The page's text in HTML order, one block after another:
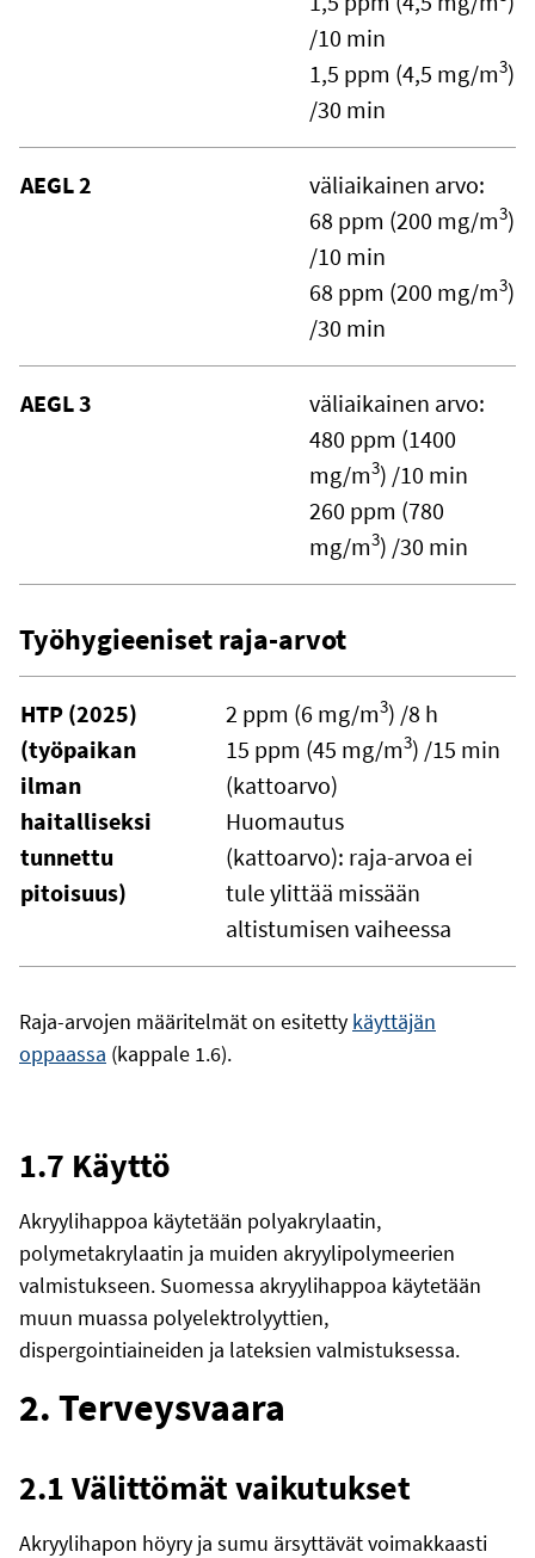
/10 min
1,5 ppm (4,5 mg/m3)
/30 min
AEGL 2
väliaikainen arvo:
68 ppm (200 mg/m3)
/10 min
68 ppm (200 mg/m3)
/30 min
AEGL 3
väliaikainen arvo:
480 ppm (1400
mg/m3) /10 min
260 ppm (780
mg/m3) /30 min
Työhygieeniset raja-arvot
HTP (2025)
(työpaikan
ilman
haitalliseksi
tunnettu
pitoisuus)
2 ppm (6 mg/m3) /8 h
15 ppm (45 mg/m3) /15 min
(kattoarvo)
Huomautus
(kattoarvo): raja-arvoa ei
tule ylittää missään
altistumisen vaiheessa
Raja-arvojen määritelmät on esitetty käyttäjän
oppaassa (kappale 1.6).
1.7 Käyttö
Akryylihappoa käytetään polyakrylaatin,
polymetakrylaatin ja muiden akryylipolymeerien
valmistukseen. Suomessa akryylihappoa käytetään
muun muassa polyelektrolyyttien,
dispergointiaineiden ja lateksien valmistuksessa.
2. Terveysvaara
2.1 Välittömät vaikutukset
Akryylihapon höyry ja sumu ärsyttävät voimakkaasti